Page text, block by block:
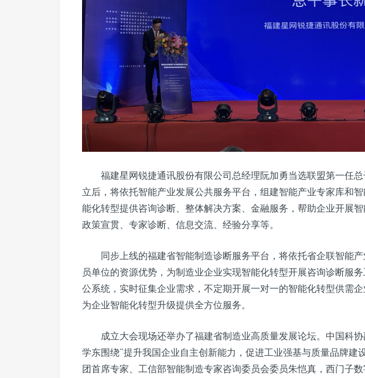
福建星网锐捷通讯股份有限公司总经理阮加勇当选联盟第一任
立后，将依托智能产业发展公共服务平台，组建智能产业专家库和
能化转型提供咨询诊断、整体解决方案、金融服务，帮助企业开展
政策宣贯、专家诊断、信息交流、经验分享等。
同步上线的福建省智能制造诊断服务平台，将依托省企联智能
员单位的资源优势，为制造业企业实现智能化转型开展咨询诊断服
公系统，实时征集企业需求，不定期开展一对一的智能化转型供需企
为企业智能化转型升级提供全方位服务。
成立大会现场还举办了福建省制造业高质量发展论坛。中国科
学东围绕“提升我国企业自主创新能力，促进工业强基与质量品牌建
团首席专家、工信部智能制造专家咨询委员会委员朱恺真，西门子